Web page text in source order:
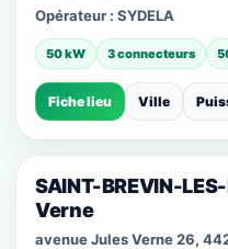
Opérateur : SYDELA
50 kW 3 connecteurs
Fiche lieu Ville
SAINT-BREVIN-
Verne
avenue Jules Verne 26,